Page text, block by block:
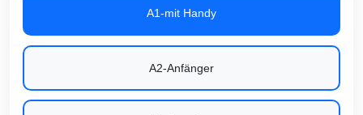
A1-mit Handy
A2-Anfänger